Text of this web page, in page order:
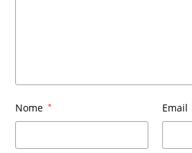
Nome * Email